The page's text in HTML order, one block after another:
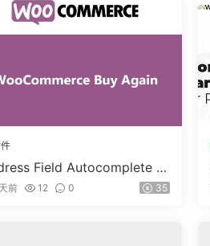
Field Autocomplete F
v1.3.2
前 12 0 35